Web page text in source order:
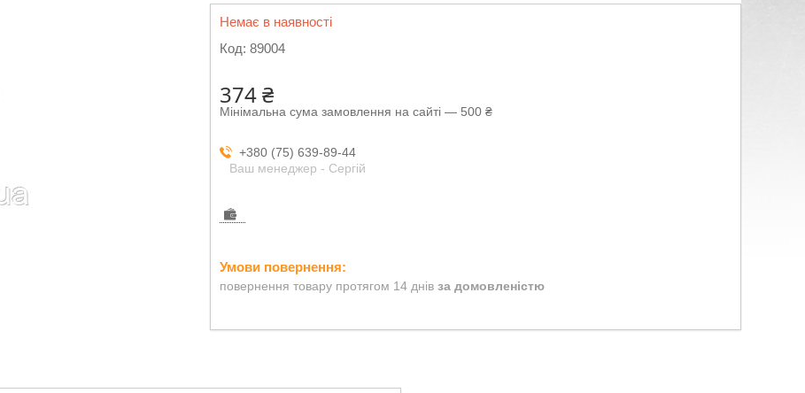
Немає в наявності
Код: 89004
374 ₴
Мінімальна сума замовлення на сайті — 500 ₴
+380 (75) 639-89-44
Ваш менеджер - Сергій
повернення товару протягом 14 днів за домовленістю